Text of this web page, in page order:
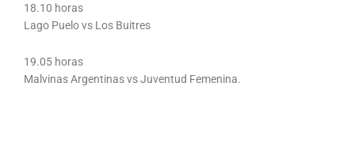
18.10 horas
Lago Puelo vs Los Buitres
19.05 horas
Malvinas Argentinas vs Juventud Femenina.